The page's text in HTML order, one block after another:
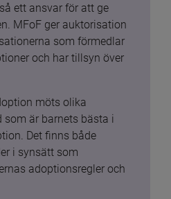
ett ansvar för att ge
MFoF ger auktorisation
som förmedlar
och har tillsyn över
möts olika
som är barnets bästa i
Det finns både
i synsätt som
adoptionsregler och